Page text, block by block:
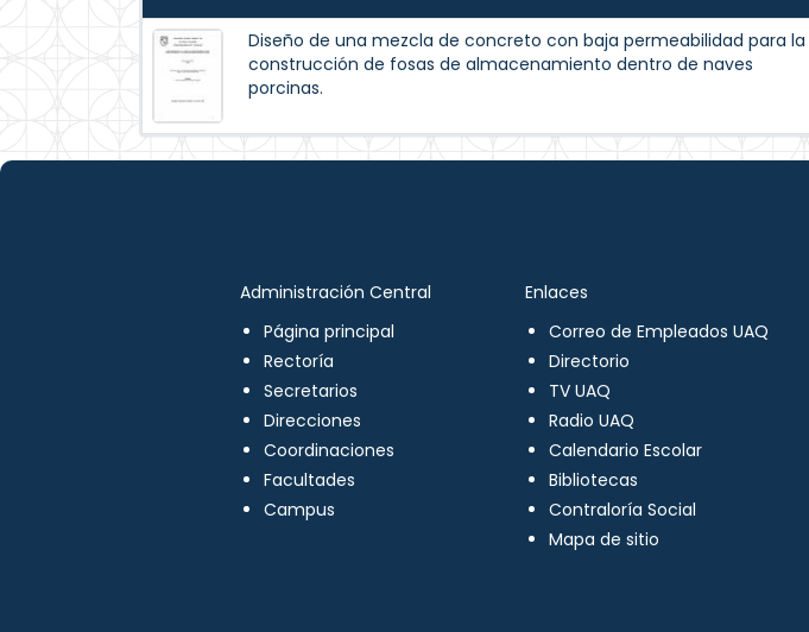
Diseño de una mezcla de concreto con baja permeabilidad para la
construcción de fosas de almacenamiento dentro de naves
porcinas.
Administración Central
Página principal
Rectoría
Secretarios
Direcciones
Coordinaciones
Facultades
Campus
Enlaces
Correo de Empleados UAQ
Directorio
TV UAQ
Radio UAQ
Calendario Escolar
Bibliotecas
Contraloría Social
Mapa de sitio